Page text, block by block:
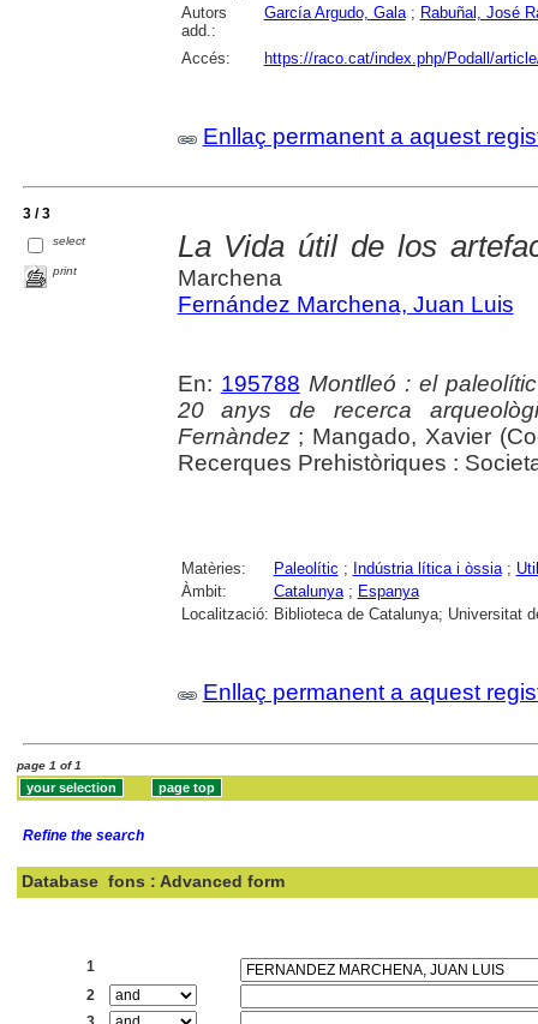
Autors
add.:
García Argudo, Gala; Rabuñal, José
Accés: https://raco.cat/index.php/Podall/
Enllaç permanent a aquest
3 / 3
select
print
La Vida útil de los
Marchena
Fernández Marchena, Juan Luis
En: 195788 Montlleó : el
20 anys de recerca
Fernàndez; Mangado, Xavier
Recerques Prehistòriques :
Matèries: Paleolític ; Indústria lítica i òssia;
Àmbit:
Catalunya; Espanya
Localització: Biblioteca de Catalunya; Universitat
Enllaç permanent a aquest
page 1 of 1
Refine the search
Database fons : Advanced form
1
2